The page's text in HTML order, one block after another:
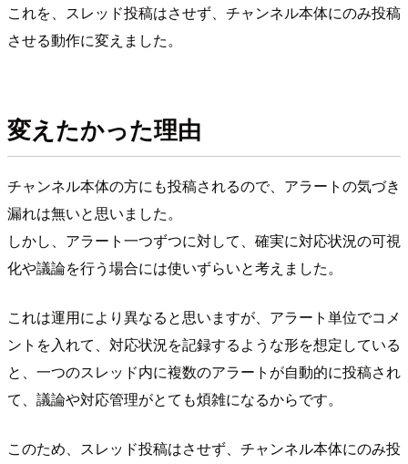
これを、スレッド投稿はさせず、チャンネル本体にのみ投稿
させる動作に変えました。
変えたかった理由
チャンネル本体の方にも投稿されるので、アラートの気づき
漏れは無いと思いました。
しかし、アラート一つずつに対して、確実に対応状況の可視
化や議論を行う場合には使いずらいと考えました。
これは運用により異なると思いますが、アラート単位でコメ
ントを入れて、対応状況を記録するような形を想定している
と、一つのスレッド内に複数のアラートが自動的に投稿され
て、議論や対応管理がとても煩雑になるからです。
このため、スレッド投稿はさせず、チャンネル本体にのみ投